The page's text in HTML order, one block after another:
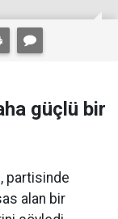
güçlü bir
partisinde
alan bir